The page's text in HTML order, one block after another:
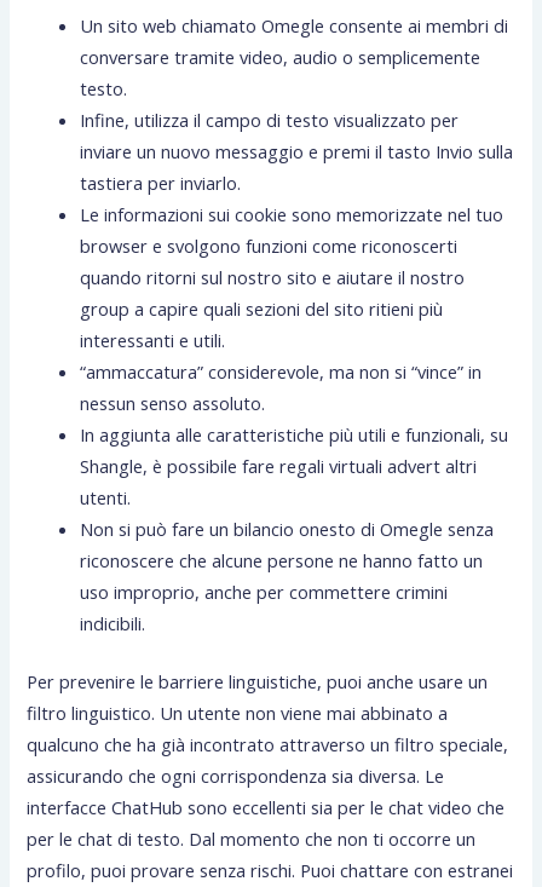
Un sito web chiamato Omegle consente ai membri di
conversare tramite video, audio o semplicemente
testo.
Infine, utilizza il campo di testo visualizzato per
inviare un nuovo messaggio e premi il tasto Invio sulla
tastiera per inviarlo.
Le informazioni sui cookie sono memorizzate nel tuo
browser e svolgono funzioni come riconoscerti
quando ritorni sul nostro sito e aiutare il nostro
group a capire quali sezioni del sito ritieni più
interessanti e utili.
“ammaccatura” considerevole, ma non si “vince” in
nessun senso assoluto.
In aggiunta alle caratteristiche più utili e funzionali, su
Shangle, è possibile fare regali virtuali advert altri
utenti.
Non si può fare un bilancio onesto di Omegle senza
riconoscere che alcune persone ne hanno fatto un
uso improprio, anche per commettere crimini
indicibili.
Per prevenire le barriere linguistiche, puoi anche usare un
filtro linguistico. Un utente non viene mai abbinato a
qualcuno che ha già incontrato attraverso un filtro speciale,
assicurando che ogni corrispondenza sia diversa. Le
interfacce ChatHub sono eccellenti sia per le chat video che
per le chat di testo. Dal momento che non ti occorre un
profilo, puoi provare senza rischi. Puoi chattare con estranei